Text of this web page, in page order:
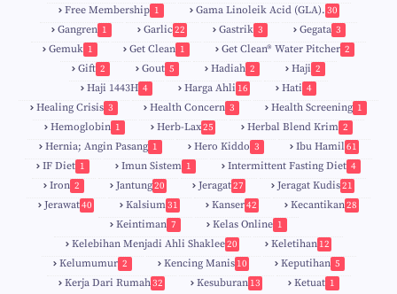
Free Membership 1 Gama Linoleik Acid (GLA). 30
Gangren 1 Garlic22 Gastrik 3 Gegata 3
Gemuk 1 Get Clean 1 Get Clean® Water Pitcher 2
Gift 2 Gout 5 Hadiah 2 Haji 2
Haji 1443H 4 Harga Ahli 16 Hati 4
Healing Crisis 3 Health Concern 3 Health Screening 1
Hemoglobin 1 Herb-Lax25 Herbal Blend Krim 2
Hernia; Angin Pasang 1 Hero Kiddo 3 Ibu Hamil61
IF Diet 1 Imun Sistem 1 Intermittent Fasting Diet 4
Iron 2 Jantung20 Jeragat27 Jeragat Kudis21
Jerawat40 Kalsium31 Kanser42 Kecantikan28
Keintiman 7 Kelas Online 1
Kelebihan Menjadi Ahli Shaklee20 Keletihan 12
Kelumumur 2 Kencing Manis 10 Keputihan 5
Kerja Dari Rumah32 Kesuburan 13 Ketuat 1